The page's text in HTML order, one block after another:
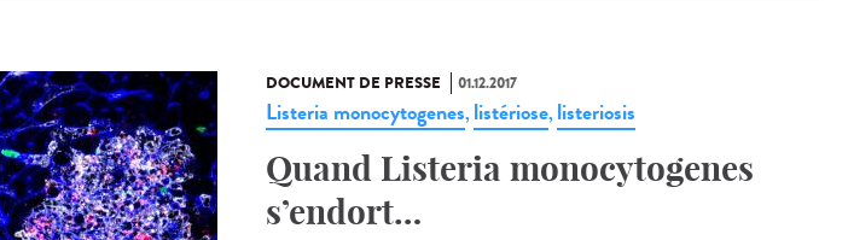
DOCUMENT DE PRESSE 01.12.2017
Listeria monocytogenes, listériose, listeriosis
Quand Listeria monocytogenes
s’endort…